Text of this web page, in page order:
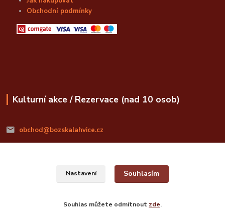
Obchodní podmínky
Kulturní akce / Rezervace (nad 10 osob)
obchod@bozskalahvice.cz
© Božská Lahvice s.r.o.
Nastavení Souhlasím
Souhlas můžete odmítnout zde.